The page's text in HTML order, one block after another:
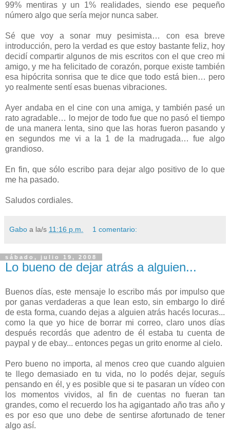
99% mentiras y un 1% realidades, siendo ese pequeño
número algo que sería mejor nunca saber.
Sé que voy a sonar muy pesimista… con esa breve
introducción, pero la verdad es que estoy bastante feliz, hoy
decidí compartir algunos de mis escritos con el que creo mi
amigo, y me ha felicitado de corazón, porque existe también
esa hipócrita sonrisa que te dice que todo está bien… pero
yo realmente sentí esas buenas vibraciones.
Ayer andaba en el cine con una amiga, y también pasé un
rato agradable… lo mejor de todo fue que no pasó el tiempo
de una manera lenta, sino que las horas fueron pasando y
en segundos me vi a la 1 de la madrugada… fue algo
grandioso.
En fin, que sólo escribo para dejar algo positivo de lo que
me ha pasado.
Saludos cordiales.
Gabo a la/s 11:16 p.m. 1 comentario:
sábado, julio 19, 2008
Lo bueno de dejar atrás a alguien...
Buenos días, este mensaje lo escribo más por impulso que
por ganas verdaderas a que lean esto, sin embargo lo diré
de esta forma, cuando dejas a alguien atrás hacés locuras...
como la que yo hice de borrar mi correo, claro unos días
después recordás que adentro de él estaba tu cuenta de
paypal y de ebay... entonces pegas un grito enorme al cielo.
Pero bueno no importa, al menos creo que cuando alguien
te llego demasiado en tu vida, no lo podés dejar, seguís
pensando en él, y es posible que si te pasaran un vídeo con
los momentos vividos, al fin de cuentas no fueran tan
grandes, como el recuerdo los ha agigantado año tras año y
es por eso que uno debe de sentirse afortunado de tener
algo así.